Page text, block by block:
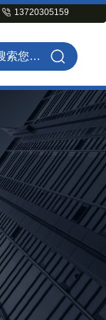
13720305159